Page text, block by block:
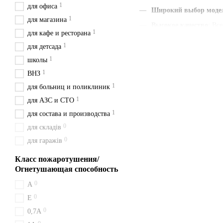
Широкий выбор
для офиса 1
для магазина 1
для кафе и ресторана 1
для детсада 1
школы 1
ВНЗ 1
для больниц и поликлиник 1
для АЗС и СТО 1
для состава и производства 1
для складів 0
для гаражів 0
Класс пожаротушения/
Огнетушающая способность
A 0
Е 0
0,7А 0